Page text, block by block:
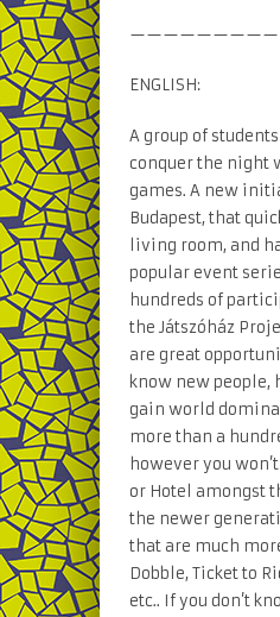
ENGLISH:
A group of
conquer the night
games. A new
Budapest, that
living room, and
popular event
hundreds of
the Játszóház
are great
know new people,
gain world
more than a
however you
or Hotel amongst
the newer
that are much
Dobble, Ticket to
etc.. If you don’t